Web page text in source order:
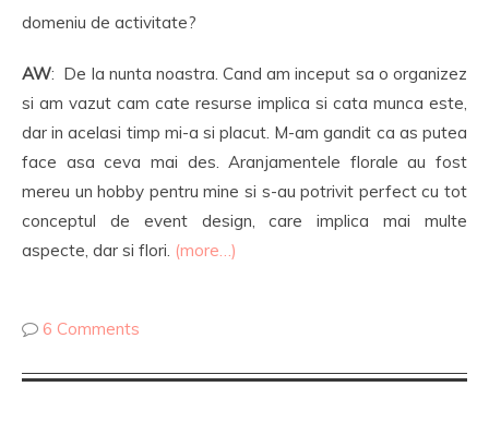
domeniu de activitate?
AW: De la nunta noastra. Cand am inceput sa o organizez
si am vazut cam cate resurse implica si cata munca este,
dar in acelasi timp mi-a si placut. M-am gandit ca as putea
face asa ceva mai des. Aranjamentele florale au fost
mereu un hobby pentru mine si s-au potrivit perfect cu tot
conceptul de event design, care implica mai multe
aspecte, dar si flori. (more…)
6 Comments